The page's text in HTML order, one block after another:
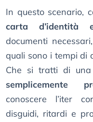
In questo scenario,
carta d’identità
documenti
quali sono i tempi di
Che si tratti di una
semplicemente
conoscere l’iter
disguidi, ritardi e